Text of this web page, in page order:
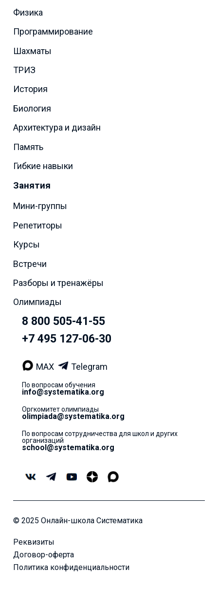
Физика
Программирование
Шахматы
ТРИЗ
История
Биология
Архитектура и дизайн
Память
Гибкие навыки
Занятия
Мини-группы
Репетиторы
Курсы
Встречи
Разборы и тренажёры
Олимпиады
8 800 505-41-55
+7 495 127-06-30
MAX Telegram
По вопросам обучения
info@systematika.org
Оргкомитет олимпиады
olimpiada@systematika.org
По вопросам сотрудничества для школ и других
организаций
school@systematika.org
© 2025 Онлайн-школа Систематика
Реквизиты
Договор-оферта
Политика конфиденциальности